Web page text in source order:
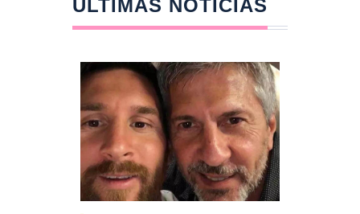
ÚLTIMAS NOTICIAS